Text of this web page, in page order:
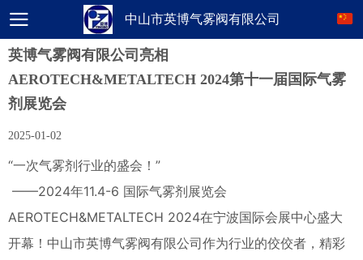
中山市英博气雾阀有限公司
英博气雾阀有限公司亮相
AEROTECH&METALTECH 2024第十一届国际气雾
剂展览会
2025-01-02
“一次气雾剂行业的盛会！”
——2024年11.4-6 国际气雾剂展览会
AEROTECH&METALTECH 2024在宁波国际会展中心盛大
开幕！中山市英博气雾阀有限公司作为行业的佼佼者，精彩